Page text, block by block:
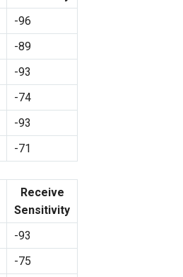
-96
-89
-93
-74
-93
-71
Receive
Sensitivity
-93
-75